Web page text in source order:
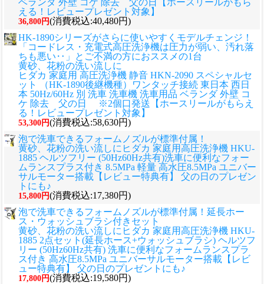
ベランダ 外壁 コケ 除去 父の日【ホースリールがもら
える！レビュープレゼント対象】
36,800円(消費税込:40,480円)
HK-1890シリーズがさらに使いやすくモデルチェンジ！
「コードレス・充電式高圧洗浄機は圧力が弱い、汚れ落
ちも悪い‥」とご不満の方におススメの1台
黄砂、花粉の洗い流しに
ヒダカ 家庭用 高圧洗浄機 静音 HKN-2090 スペシャルセ
ット （HK-1890後継機種）ワンタッチ接続 東日本 西日
本 50Hz/60Hz 別 洗車 洗車機 洗車用品 ベランダ 外壁 コ
ケ 除去 父の日 ※2個口発送【ホースリールがもらえ
る！レビュープレゼント対象】
53,300円(消費税込:58,630円)
泡で洗車できるフォームノズルが標準付属！
黄砂、花粉の洗い流しに ヒダカ 家庭用高圧洗浄機 HKU-
1885 ヘルツフリー (50Hz60Hz共有)洗車に便利なフォー
ムランスプラス付き 8.5MPa 軽量 高水圧8.5MPa ユニバー
サルモーター搭載【レビュー特典有】 父の日のプレゼン
トにも♪
15,800円(消費税込:17,380円)
泡で洗車できるフォームノズルが標準付属！延長ホー
ス・ウォッシュブラシ付きセット
黄砂、花粉の洗い流しに ヒダカ 家庭用高圧洗浄機 HKU-
1885 2点セット(延長ホース+ウォッシュブラシ) ヘルツフ
リー (50Hz60Hz共有) 洗車に便利なフォームランスプラ
ス付き 高水圧8.5MPa ユニバーサルモーター搭載【レビ
ュー特典有】 父の日のプレゼントにも♪
17,800円(消費税込:19,580円)